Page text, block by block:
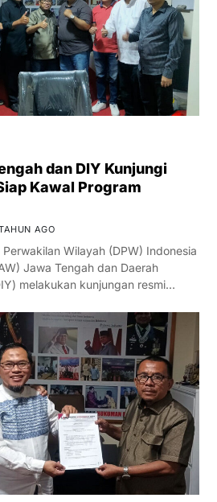
dan DIY Kunjungi
Kawal Program
AGO
Wilayah (DPW) Indonesia
Jawa Tengah dan Daerah
melakukan kunjungan resmi…